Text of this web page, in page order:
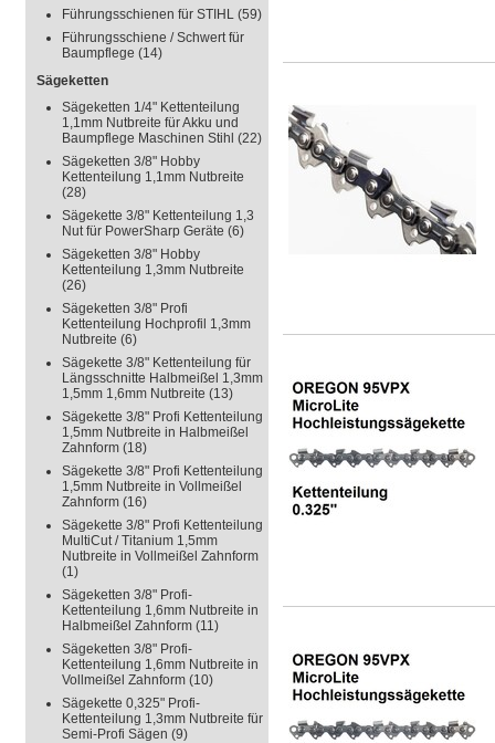
Führungsschienen für STIHL (59)
Führungsschiene / Schwert für
Baumpflege (14)
Sägeketten
Sägeketten 1/4" Kettenteilung
1,1mm Nutbreite für Akku und
Baumpflege Maschinen Stihl (22)
Sägeketten 3/8" Hobby
Kettenteilung 1,1mm Nutbreite
(28)
Sägekette 3/8" Kettenteilung 1,3
Nut für PowerSharp Geräte (6)
Sägeketten 3/8" Hobby
Kettenteilung 1,3mm Nutbreite
(26)
Sägeketten 3/8" Profi
Kettenteilung Hochprofil 1,3mm
Nutbreite (6)
Sägekette 3/8" Kettenteilung für
Längsschnitte Halbmeißel 1,3mm
1,5mm 1,6mm Nutbreite (13)
Sägekette 3/8" Profi Kettenteilung
1,5mm Nutbreite in Halbmeißel
Zahnform (18)
Sägekette 3/8" Profi Kettenteilung
1,5mm Nutbreite in Vollmeißel
Zahnform (16)
Sägekette 3/8" Profi Kettenteilung
MultiCut / Titanium 1,5mm
Nutbreite in Vollmeißel Zahnform
(1)
Sägeketten 3/8" Profi-
Kettenteilung 1,6mm Nutbreite in
Halbmeißel Zahnform (11)
Sägeketten 3/8" Profi-
Kettenteilung 1,6mm Nutbreite in
Vollmeißel Zahnform (10)
Sägekette 0,325" Profi-
Kettenteilung 1,3mm Nutbreite für
Semi-Profi Sägen (9)